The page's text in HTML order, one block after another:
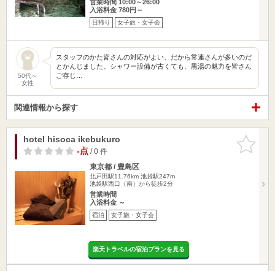
営業時間 10:00～26:00
入浴料金 780円～
日帰り 女子旅・女子会
50代～
女性
スタッフのかた皆さんの対応がよい、だから常連さんが多いのだ
とかんじました。シャワー設備が古くても、黒湯の魅力を皆さん
ご存じ…
関連情報から探す
お気に入
りに追加
hotel hisoca ikebukuro
-点/ 0 件
東京都 / 豊島区
北戸田駅11.76km 池袋駅247m
池袋駅西口（南）から徒歩2分
営業時間
入浴料金 ～
宿泊 女子旅・女子会
楽天トラベルの宿泊プランを見る